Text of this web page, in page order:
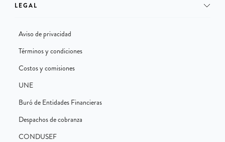
LEGAL
Aviso de privacidad
Términos y condiciones
Costos y comisiones
UNE
Buró de Entidades Financieras
Despachos de cobranza
CONDUSEF